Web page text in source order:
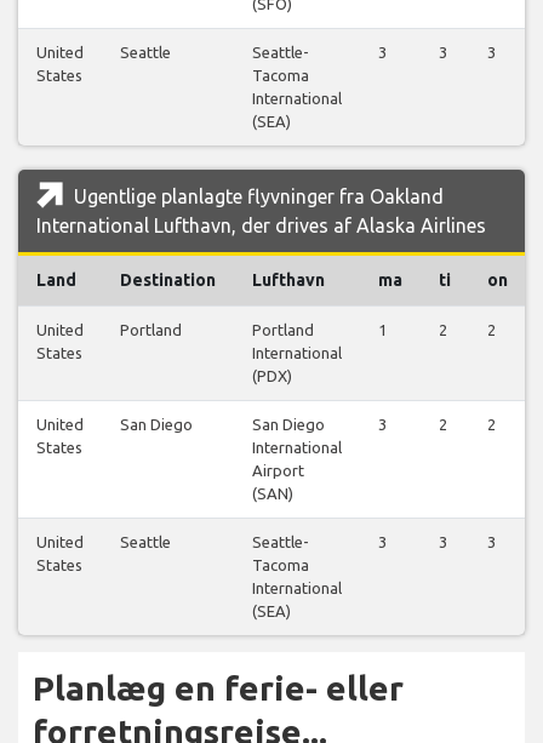
United
States
Seattle
Seattle-
Tacoma
International
(SEA)
3 3 3
Ugentlige planlagte flyvninger fra Oakland
International Lufthavn, der drives af Alaska Airlines
Land Destination Lufthavn ma ti on
United
States
Portland
Portland
International
(PDX)
1 2 2
United
States
San Diego
San Diego
International
Airport
(SAN)
3 2 2
United
States
Seattle
Seattle-
Tacoma
International
(SEA)
3 3 3
Planlæg en ferie- eller
forretningsrejse...